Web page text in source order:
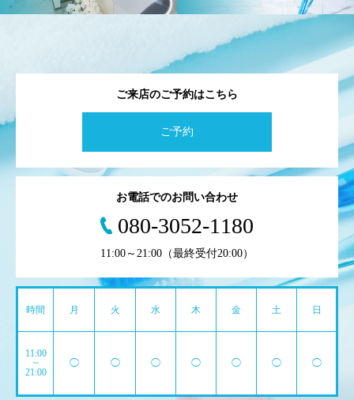
ご来店のご予約はこちら
ご予約
お電話でのお問い合わせ
080-3052-1180
11:00～21:00（最終受付20:00）
時間 月 火 水 木 金 土 日
11:00
~
21:00
◯ ◯ ◯ ◯ ◯ ◯ ◯